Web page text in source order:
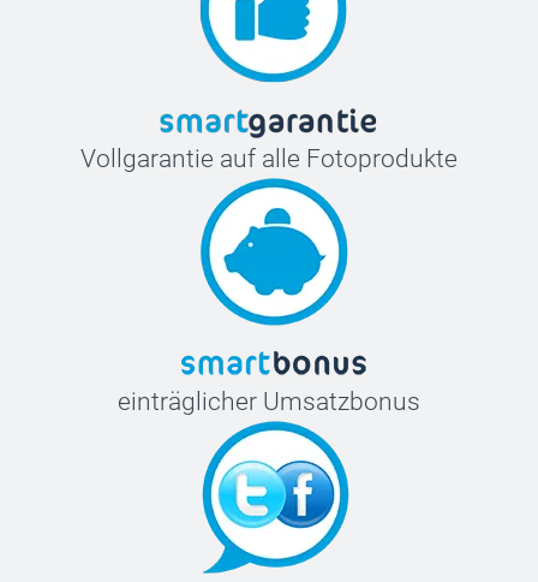
Vollgarantie auf alle Fotoprodukte
einträglicher Umsatzbonus